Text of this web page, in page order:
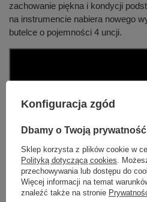
zachowanie piękna i kondycji
na instrumencie nabiera nowego
butelce o pojemności 4 uncji.
Konfiguracja zgód
Dbamy o Twoją prywatność
Sklep korzysta z plików cookie w
Polityką dotyczącą cookies .
przechowywania lub dostępu do
Więcej informacji na temat
znaleźć także na stronie